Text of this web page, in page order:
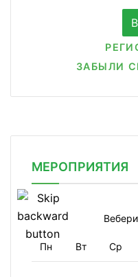
ЗАБЫЛИ
МЕРОПРИЯТИЯ
Пн Вт Ср